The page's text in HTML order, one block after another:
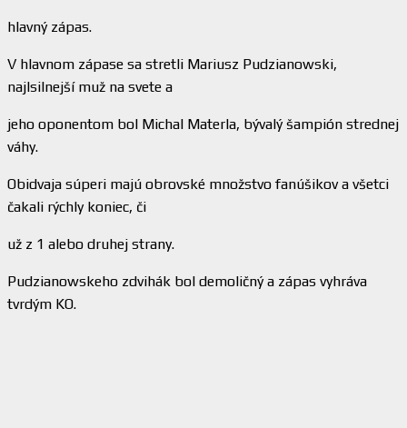
hlavný zápas.
V hlavnom zápase sa stretli Mariusz Pudzianowski,
najlsilnejší muž na svete a
jeho oponentom bol Michal Materla, bývalý šampión strednej
váhy.
Obidvaja súperi majú obrovské množstvo fanúšikov a všetci
čakali rýchly koniec, či
už z 1 alebo druhej strany.
Pudzianowskeho zdvihák bol demoličný a zápas vyhráva
tvrdým KO.